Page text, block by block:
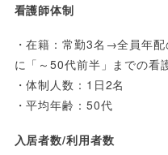
看護師体制
・在籍：常勤3名→全員年
に「～50代前半」までの看
・体制人数：1日2名
・平均年齢： 50代
入居者数/利用者数